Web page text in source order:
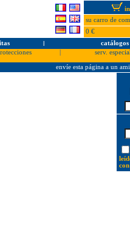
su carro de
0 €
l
serv.
envíe esta página a un
con